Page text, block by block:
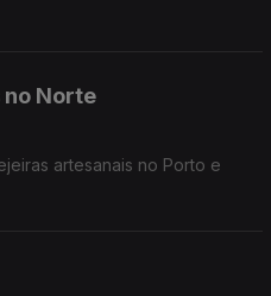
Norte
artesanais no Porto e